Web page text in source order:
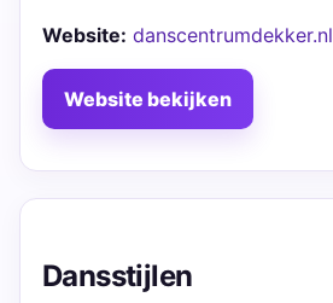
Website: danscentrumdekker.nl
Website bekijken
Dansstijlen